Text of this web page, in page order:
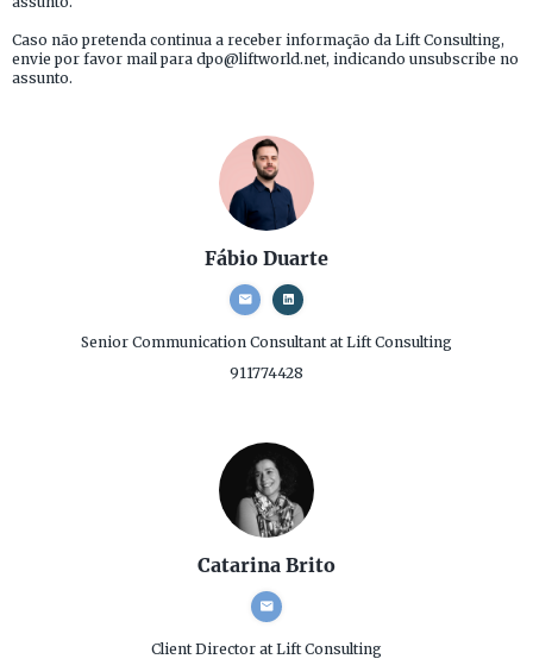
Caso não pretenda continua a receber informação da Lift Consulting,
envie por favor mail para dpo@liftworld.net, indicando unsubscribe no
assunto.
Fábio Duarte
Senior Communication Consultant at Lift Consulting
911774428
Catarina Brito
Client Director at Lift Consulting